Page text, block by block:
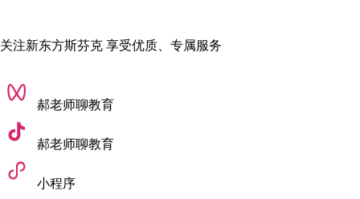
关注新东方斯芬克 享受优质、专属服务
郝老师聊教育
郝老师聊教育
小程序